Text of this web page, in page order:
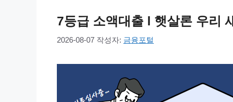
7등급 소액대출 l 햇살론 우리
2026-08-07 작성자: 금융포털